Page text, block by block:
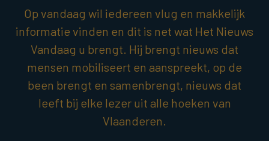
Op vandaag wil iedereen vlug en makkelijk
informatie vinden en dit is net wat Het Nieuws
Vandaag u brengt. Hij brengt nieuws dat
mensen mobiliseert en aanspreekt, op de
been brengt en samenbrengt, nieuws dat
leeft bij elke lezer uit alle hoeken van
Vlaanderen.